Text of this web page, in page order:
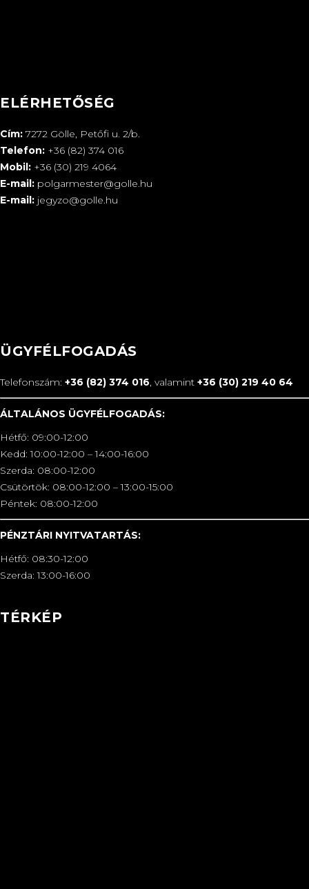
ELÉRHETŐSÉG
Cím: 7272 Gölle, Petőfi u. 2/b.
Telefon: +36 (82) 374 016
Mobil: +36 (30) 219 4064
E-mail: polgarmester@golle.hu
E-mail: jegyzo@golle.hu
ÜGYFÉLFOGADÁS
Telefonszám: +36 (82) 374 016, valamint +36 (30) 219 40 64
ÁLTALÁNOS ÜGYFÉLFOGADÁS:
Hétfő: 09:00-12:00
Kedd: 10:00-12:00 – 14:00-16:00
Szerda: 08:00-12:00
Csütörtök: 08:00-12:00 – 13:00-15:00
Péntek: 08:00-12:00
PÉNZTÁRI NYITVATARTÁS:
Hétfő: 08:30-12:00
Szerda: 13:00-16:00
TÉRKÉP